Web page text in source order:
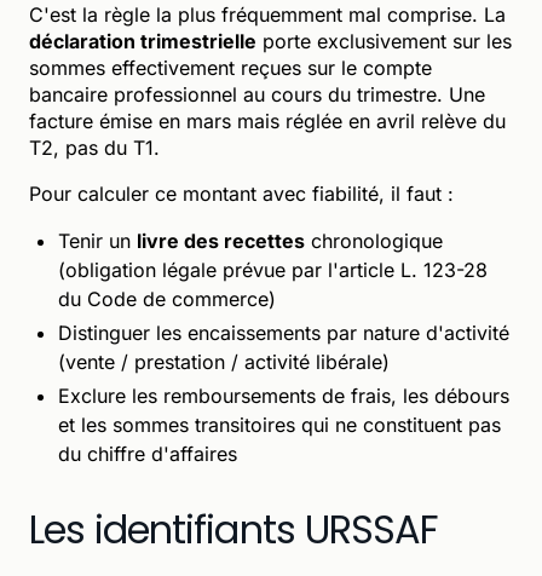
C'est la règle la plus fréquemment mal comprise. La
déclaration trimestrielle porte exclusivement sur les
sommes effectivement reçues sur le compte
bancaire professionnel au cours du trimestre. Une
facture émise en mars mais réglée en avril relève du
T2, pas du T1.
Pour calculer ce montant avec fiabilité, il faut :
Tenir un livre des recettes chronologique
(obligation légale prévue par l'article L. 123-28
du Code de commerce)
Distinguer les encaissements par nature d'activité
(vente / prestation / activité libérale)
Exclure les remboursements de frais, les débours
et les sommes transitoires qui ne constituent pas
du chiffre d'affaires
Les identifiants URSSAF